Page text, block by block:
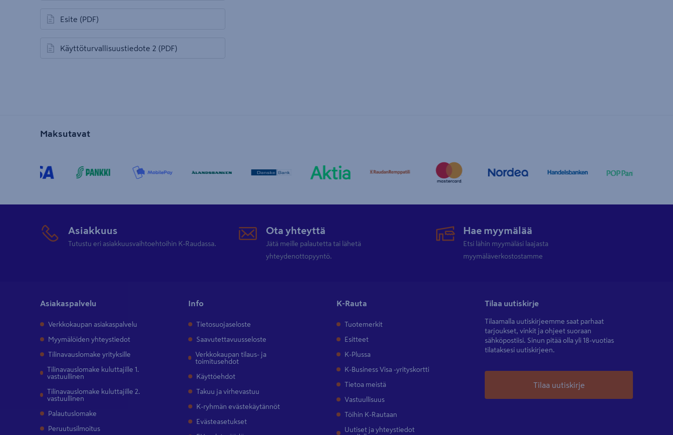
Esite (PDF)
avautuu uuteen välilehteen
Käyttöturvallisuustiedote 2 (PDF)
avautuu uuteen välilehteen
Maksutavat
Asiakkuus
Tutustu eri asiakkuusvaihtoehtoihin K-Raudassa.
Ota yhteyttä
Jätä meille palautetta tai lähetä
yhteydenottopyyntö.
Hae myymälää
Etsi lähin myymäläsi laajasta
myymäläverkostostamme
Asiakaspalvelu
Verkkokaupan asiakaspalvelu
Myymälöiden yhteystiedot
Tilinavauslomake yrityksille
Tilinavauslomake kuluttajille 1.
vastuullinen
Tilinavauslomake kuluttajille 2.
vastuullinen
Palautuslomake
Peruutusilmoitus
Info
Tietosuojaseloste
Saavutettavuusseloste
Verkkokaupan tilaus- ja
toimitusehdot
Käyttöehdot
Takuu ja virhevastuu
K-ryhmän evästekäytännöt
Evästeasetukset
K-Rauta
Tuotemerkit
Esitteet
K-Plussa
K-Business Visa -yrityskortti
Tietoa meistä
Vastuullisuus
Töihin K-Rautaan
Uutiset ja yhteystiedot
Tilaa uutiskirje
Tilaamalla uutiskirjeemme saat parhaat
tarjoukset, vinkit ja ohjeet suoraan
sähköpostiisi. Sinun pitää olla yli 18-vuotias
tilataksesi uutiskirjeen.
Tilaa uutiskirje